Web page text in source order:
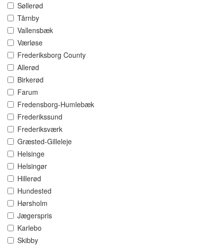
Søllerød
Tårnby
Vallensbæk
Værløse
Frederiksborg County
Allerød
Birkerød
Farum
Fredensborg-Humlebæk
Frederikssund
Frederiksværk
Græsted-Gilleleje
Helsinge
Helsingør
Hillerød
Hundested
Hørsholm
Jægerspris
Karlebo
Skibby